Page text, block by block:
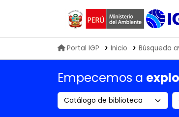
Portal IGP Inicio Búsqueda
Empecemos a
Search the catalog by: